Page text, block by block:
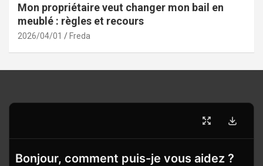
Mon propriétaire veut changer mon bail en
meublé : règles et recours
2026/04/01 Freda
Bonjour, comment puis-je vous aidez ?